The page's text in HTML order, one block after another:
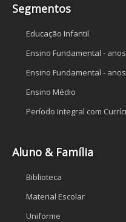
Segmentos
Educação Infantil
Ensino Fundamental -
Ensino Fundamental -
Ensino Médio
Período Integral com
Aluno & Família
Biblioteca
Material Escolar
Uniforme